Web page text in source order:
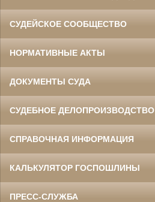
СУДЕЙСКОЕ СООБЩЕСТВО
НОРМАТИВНЫЕ АКТЫ
ДОКУМЕНТЫ СУДА
СУДЕБНОЕ ДЕЛОПРОИЗВОДСТВО
СПРАВОЧНАЯ ИНФОРМАЦИЯ
КАЛЬКУЛЯТОР ГОСПОШЛИНЫ
ПРЕСС-СЛУЖБА